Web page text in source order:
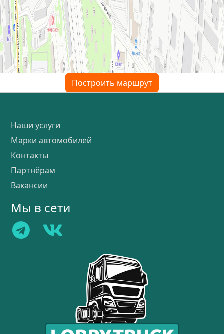
Построить маршрут
Наши услуги
Марки автомобилей
Контакты
Партнёрам
Вакансии
Мы в сети